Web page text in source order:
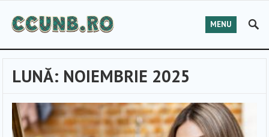
MENU
LUNĂ: NOIEMBRIE 2025